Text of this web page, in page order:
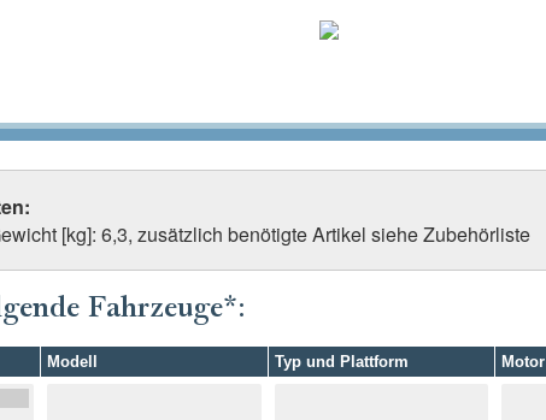
[kg]: 6,3, zusätzlich benötigte Artikel siehe Zubehörliste
Fahrzeuge*:
Modell Typ und Plattform Motor